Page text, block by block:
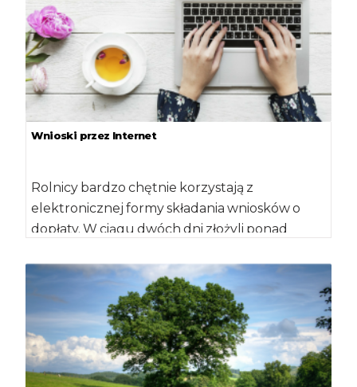
Wnioski przez Internet
Rolnicy bardzo chętnie korzystają z
elektronicznej formy składania wniosków o
dopłaty. W ciągu dwóch dni złożyli ponad